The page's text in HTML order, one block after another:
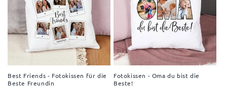
Best Friends - Fotokissen für die
Beste Freundin
Fotokissen - Oma du bist die
Beste!